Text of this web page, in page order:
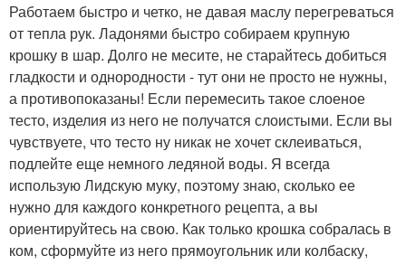
Работаем быстро и четко, не давая маслу перегреваться
от тепла рук. Ладонями быстро собираем крупную
крошку в шар. Долго не месите, не старайтесь добиться
гладкости и однородности - тут они не просто не нужны,
а противопоказаны! Если перемесить такое слоеное
тесто, изделия из него не получатся слоистыми. Если вы
чувствуете, что тесто ну никак не хочет склеиваться,
подлейте еще немного ледяной воды. Я всегда
использую Лидскую муку, поэтому знаю, сколько ее
нужно для каждого конкретного рецепта, а вы
ориентируйтесь на свою. Как только крошка собралась в
ком, сформуйте из него прямоугольник или колбаску,